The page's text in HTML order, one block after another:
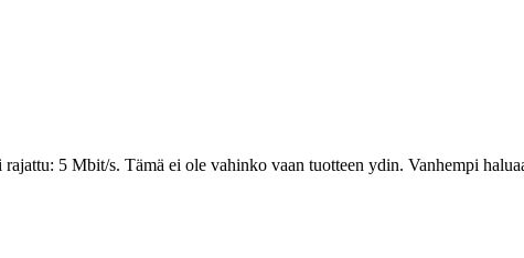
5 Mbit/s. Tämä ei ole vahinko vaan tuotteen ydin. Vanhempi